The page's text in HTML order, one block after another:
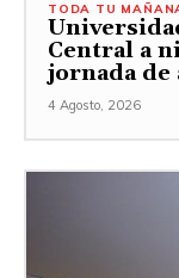
TODA TU
Central a
jornada de
4 Agosto, 2026